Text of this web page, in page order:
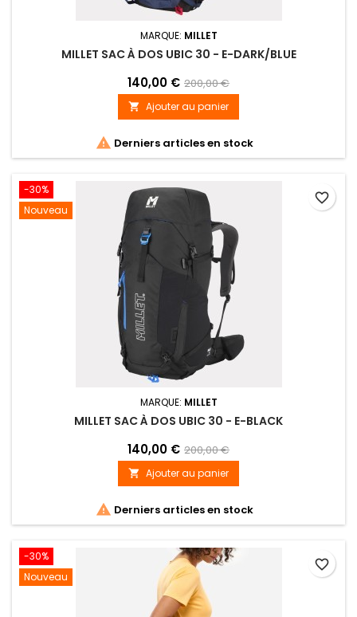
MARQUE: MILLET
MILLET SAC À DOS UBIC 30 - E-DARK/BLUE
140,00 € 200,00 €
 Ajouter au panier
 Derniers articles en stock
-30%
Nouveau
MARQUE: MILLET
MILLET SAC À DOS UBIC 30 - E-BLACK
140,00 € 200,00 €
 Ajouter au panier
 Derniers articles en stock
favorite_border
-30%
Nouveau
favorite_border